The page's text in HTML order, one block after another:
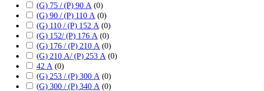
(G) 75 / (P) 90 А (0)
(G) 90 / (P) 110 А (0)
(G) 110 / (P) 152 А (0)
(G) 152/ (P) 176 А (0)
(G) 176 / (P) 210 А (0)
(G) 210 А/ (P) 253 А (0)
42 А (0)
(G) 253 / (P) 300 А (0)
(G) 300 / (P) 340 А (0)